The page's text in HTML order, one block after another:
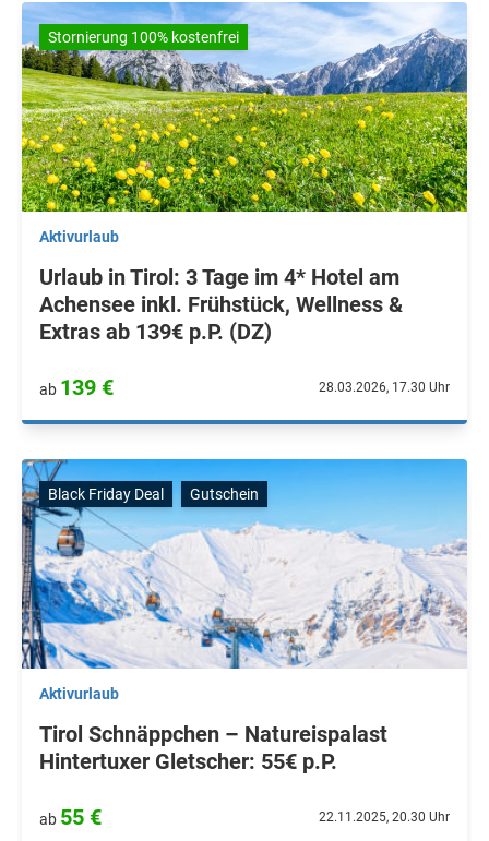
Stornierung 100% kostenfrei
Aktivurlaub
Urlaub in Tirol: 3 Tage im 4* Hotel am
Achensee inkl. Frühstück, Wellness &
Extras ab 139€ p.P. (DZ)
ab 139 € 28.03.2026, 17.30 Uhr
Black Friday Deal Gutschein
Aktivurlaub
Tirol Schnäppchen – Natureispalast
Hintertuxer Gletscher: 55€ p.P.
ab 55 € 22.11.2025, 20.30 Uhr